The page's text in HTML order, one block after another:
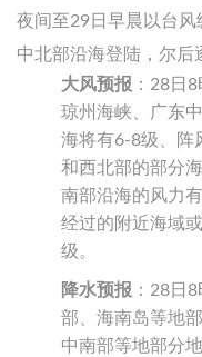
夜间至29日早晨以台
中北部沿海登陆，尔后
大风预报 ：28日
琼州海峡、广东
海将有6-8级、阵
和西北部的部分
南部沿海的风力
经过的附近海域
级。
降水预报 ：28日
部、海南岛等地
中南部等地部分